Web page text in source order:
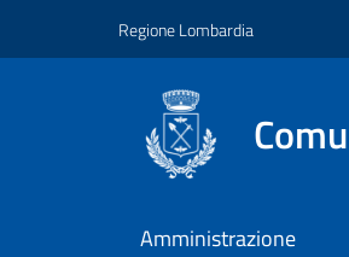
Regione Lombardia
Amministrazione